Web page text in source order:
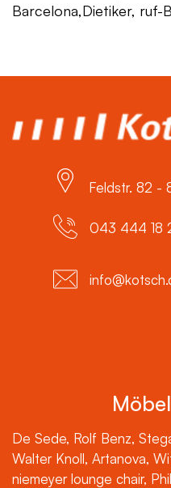
Barcelona,Dietiker,
Feldstr. 82 -
043 444 18
De Sede, Rolf Benz,
Walter Knoll, Artanova,
niemeyer lounge chair,